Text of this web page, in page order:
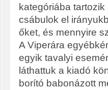
kategóriába
csábulok el
őket, és mennyire
A Viperára
egyik tavalyi
láthattuk a kiadó
borító babonázott